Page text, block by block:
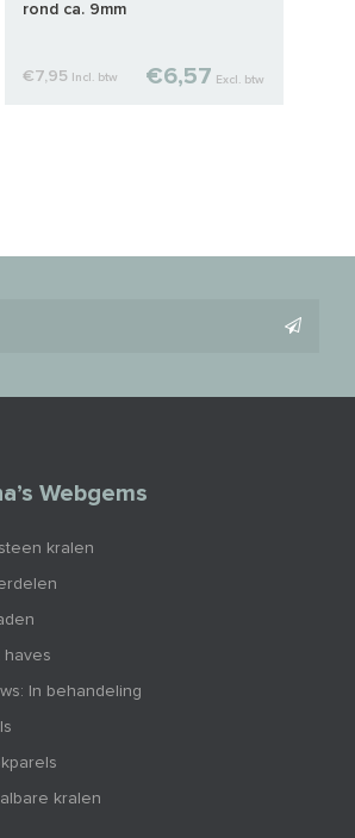
rond ca. 9mm
€7,95 Incl. btw €6,57 Excl. btw
Webgems
kralen
haves
In behandeling
kralen